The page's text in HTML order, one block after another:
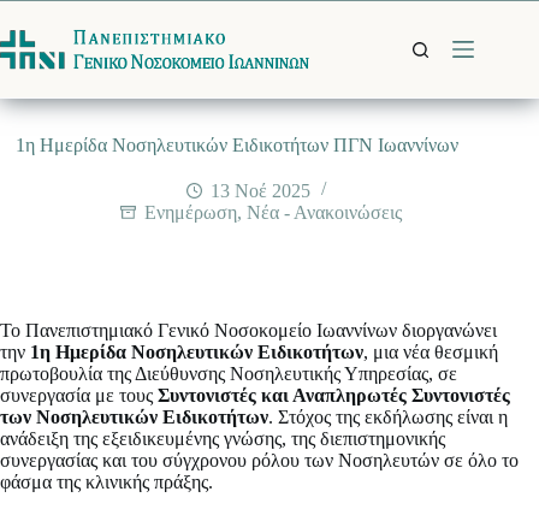
στο
περιεχόμενο
1η Ημερίδα Νοσηλευτικών Ειδικοτήτων ΠΓΝ Ιωαννίνων
13 Νοέ 2025
Ενημέρωση,Νέα - Ανακοινώσεις
Το Πανεπιστημιακό Γενικό Νοσοκομείο Ιωαννίνων διοργανώνει
την 1η Ημερίδα Νοσηλευτικών Ειδικοτήτων, μια νέα θεσμική
πρωτοβουλία της Διεύθυνσης Νοσηλευτικής Υπηρεσίας, σε
συνεργασία με τους Συντονιστές και Αναπληρωτές Συντονιστές
των Νοσηλευτικών Ειδικοτήτων. Στόχος της εκδήλωσης είναι η
ανάδειξη της εξειδικευμένης γνώσης, της διεπιστημονικής
συνεργασίας και του σύγχρονου ρόλου των Νοσηλευτών σε όλο το
φάσμα της κλινικής πράξης.